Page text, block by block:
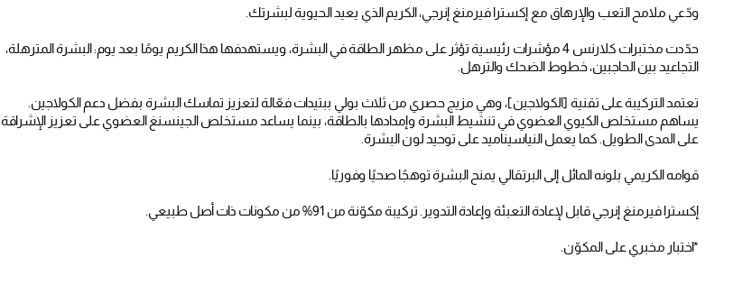
ودّعي ملامح التعب والإرهاق مع إكسترا فيرمنغ إنرجي، الكريم الذي يعيد الحيوية لبشرتك.
حدّدت مختبرات كلارنس 4 مؤشرات رئيسية تؤثر على مظهر الطاقة في البشرة، ويستهدفها هذا الكريم يومًا بعد يوم: البشرة المترهلة،
التجاعيد بين الحاجبين، خطوط الضحك والترهل.
تعتمد التركيبة على تقنية [الكولاجين]، وهي مزيج حصري من ثلاث بولي ببتيدات فعّالة لتعزيز تماسك البشرة بفضل دعم الكولاجين.
يساهم مستخلص الكيوي العضوي في تنشيط البشرة وإمدادها بالطاقة، بينما يساعد مستخلص الجينسنغ العضوي على تعزيز الإشراقة
على المدى الطويل. كما يعمل النياسيناميد على توحيد لون البشرة.
قوامه الكريمي بلونه المائل إلى البرتقالي يمنح البشرة توهجًا صحيًا وفوريًا.
إكسترا فيرمنغ إنرجي قابل لإعادة التعبئة وإعادة التدوير. تركيبة مكوّنة من 91% من مكونات ذات أصل طبيعي.
*اختبار مخبري على المكوّن.